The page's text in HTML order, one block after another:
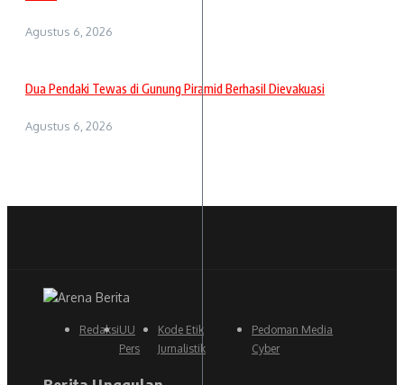
Agustus 6, 2026
Dua Pendaki Tewas di Gunung Piramid Berhasil Dievakuasi
Agustus 6, 2026
RedaksiUU
Pers
Kode Etik
Jurnalistik
Pedoman Media
Cyber